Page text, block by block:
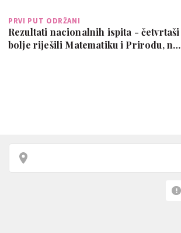
PRVI PUT ODRŽANI
Rezultati nacionalnih ispita - četvrtaši
bolje riješili Matematiku i Prirodu, n…